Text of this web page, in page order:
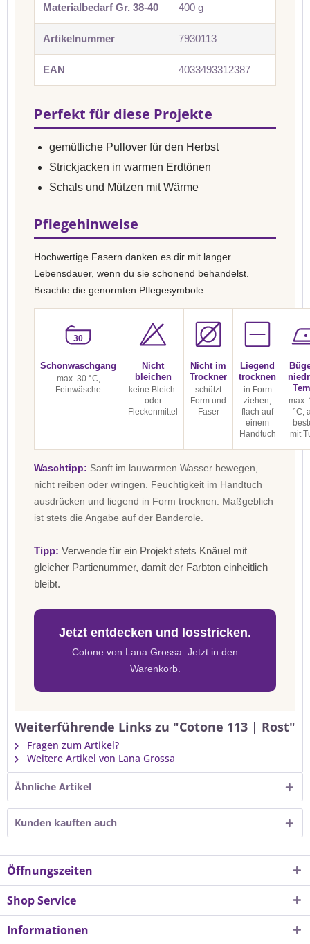
Materialbedarf Gr. 38-40 400 g
Artikelnummer 7930113
EAN 4033493312387
Perfekt für diese Projekte
gemütliche Pullover für den Herbst
Strickjacken in warmen Erdtönen
Schals und Mützen mit Wärme
Pflegehinweise
Hochwertige Fasern danken es dir mit langer
Lebensdauer, wenn du sie schonend behandelst.
Beachte die genormten Pflegesymbole:
30
Schonwaschgang
max. 30 °C,
Feinwäsche
Nicht
bleichen
keine Bleich-
oder
Fleckenmittel
Nicht im
Trockner
schützt
Form und
Faser
Liegend
trocknen
in Form
ziehen,
flach auf
einem
Handtuch
max.
°C,
mit
Waschtipp: Sanft im lauwarmen Wasser bewegen,
nicht reiben oder wringen. Feuchtigkeit im Handtuch
ausdrücken und liegend in Form trocknen. Maßgeblich
ist stets die Angabe auf der Banderole.
Tipp: Verwende für ein Projekt stets Knäuel mit
gleicher Partienummer, damit der Farbton einheitlich
bleibt.
Jetzt entdecken und losstricken.
Cotone von Lana Grossa. Jetzt in den
Warenkorb.
Weiterführende Links zu "Cotone 113 | Rost"
Fragen zum Artikel?
Weitere Artikel von Lana Grossa
Ähnliche Artikel
Kunden kauften auch
Öffnungszeiten
Shop Service
Informationen